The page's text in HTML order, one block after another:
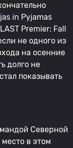
in Pyjamas
Premier: Fall
не одного из
на осенние
долго не
показывать
Северной
в этом